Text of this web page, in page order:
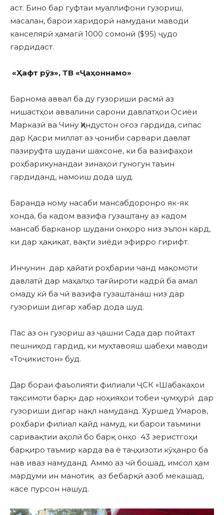
аст. Бино бар гуфтаи муаллифони гузориш,
масалан, барои харидорӣ намудани маводи
канселярӣ ҳамагӣ 1000 сомонӣ ($95) ҷудо
гардидаст.
«Ҳафт рӯз», ТВ «Ҷаҳоннамо»
Барнома аввал ба ду гузориши расмӣ аз
нишастҳои аввалини сарони давлатҳои Осиёи
Марказӣ ва Чину Ҳиндустон оғоз гардида, сипас
дар Қасри миллат аз ҷониби сарвари давлат
пазируфта шудани шахсоне, ки ба вазифаҳои
роҳбарикунандаи зинаҳои гуногун таъин
гардиданд, намоиш дода шуд.
Баранда ному насаби мансабдоронро як-як
хонда, ба кадом вазифа гузаштану аз кадом
мансаб барканор шудани онҳоро низ эълон кард,
ки дар ҳақиқат, вақти зиёди эфирро гирифт.
Инчунин дар ҳайати роҳбарии чанд мақомоти
давлатӣ дар маҳалҳо тағйироти кадрӣ ба амал
омаду кӣ ба чӣ вазифа гузаштанаш низ дар
гузориши дигар хабар дода шуд.
Пас аз он гузориш аз ҷашни Сада дар пойтахт
пешниҳод гардид, ки муҳтавояш шабеҳи маводи
«Тоҷикистон» буд.
Дар бораи фаъолияти филиали ҶСК «Шабакаҳои
тақсимоти барқ» дар ноҳияҳои тобеи ҷумҳурӣ дар
гузориши дигар нақл намуданд. Хуршед Умаров,
роҳбари филиал қайд намуд, ки барои таъмини
саривақтии аҳолӣ бо барқ онҳо 43 зеристгоҳи
барқиро таъмир карда ва ё таҷҳизоти кӯҳанро ба
нав иваз намуданд. Аммо аз чӣ бошад, имсол ҳам
мардуми ин манотиқ аз бебарқӣ азоб мекашад,
касе пурсон нашуд.